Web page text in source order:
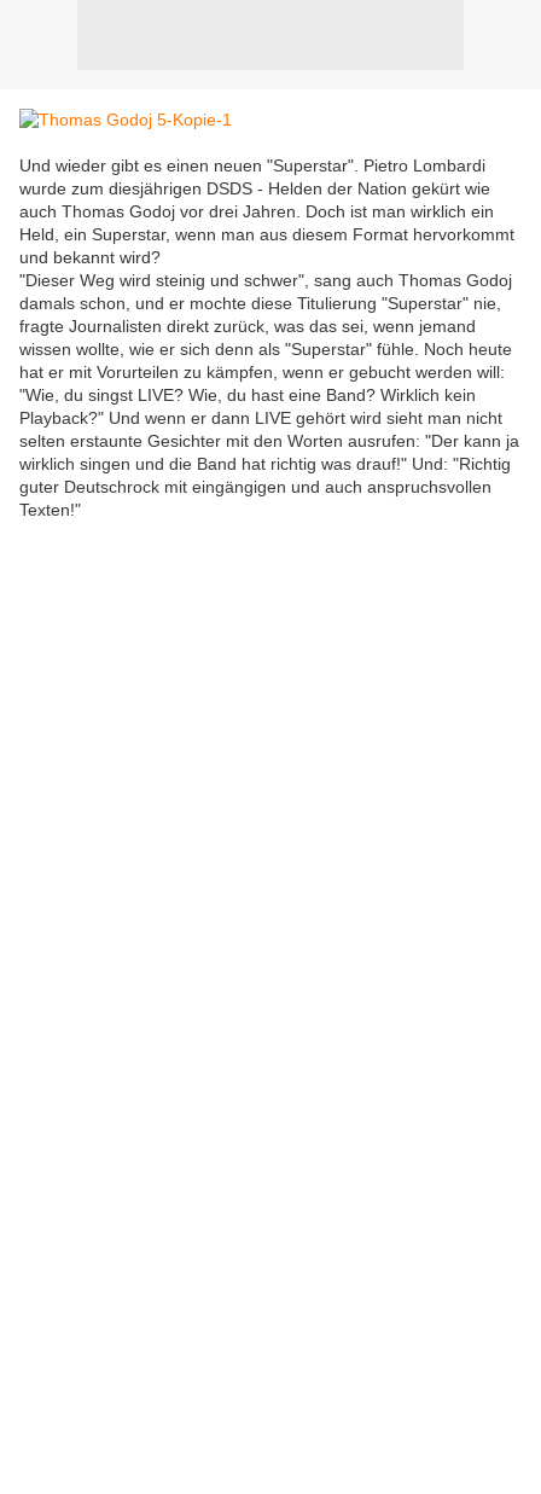
Und wieder gibt es einen neuen "Superstar". Pietro Lombardi
wurde zum diesjährigen DSDS - Helden der Nation gekürt wie
auch Thomas Godoj vor drei Jahren. Doch ist man wirklich ein
Held, ein Superstar, wenn man aus diesem Format hervorkommt
und bekannt wird?
"Dieser Weg wird steinig und schwer", sang auch Thomas Godoj
damals schon, und er mochte diese Titulierung "Superstar" nie,
fragte Journalisten direkt zurück, was das sei, wenn jemand
wissen wollte, wie er sich denn als "Superstar" fühle. Noch heute
hat er mit Vorurteilen zu kämpfen, wenn er gebucht werden will:
"Wie, du singst LIVE? Wie, du hast eine Band? Wirklich kein
Playback?" Und wenn er dann LIVE gehört wird sieht man nicht
selten erstaunte Gesichter mit den Worten ausrufen: "Der kann ja
wirklich singen und die Band hat richtig was drauf!" Und: "Richtig
guter Deutschrock mit eingängigen und auch anspruchsvollen
Texten!"